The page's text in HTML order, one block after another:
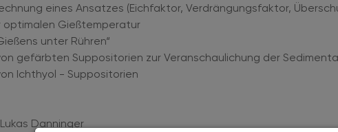
eines Ansatzes (Eichfaktor, Verdrängungsfaktor,
optimalen Gießtemperatur
unter Rühren“
gefärbten Suppositorien zur Veranschaulichung der
Ichthyol - Suppositorien
Danninger